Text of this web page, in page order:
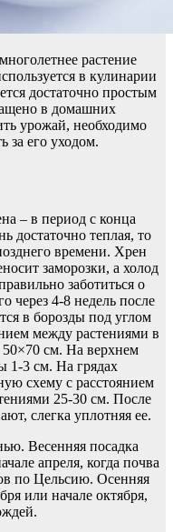
растение
в кулинарии
достаточно простым
в домашних
урожай, необходимо
за его уходом.
– в период с конца
достаточно теплая, то
времени. Хрен
заморозки, а холод
заботиться о
через 4-8 недель после
в борозды под углом
между растениями в
см. На верхнем
1-3 см. На грядах
схему с расстоянием
25-30 см. После
слегка уплотняя ее.
Весенняя посадка
апреля, когда почва
по Цельсию. Осенняя
или начале октября,